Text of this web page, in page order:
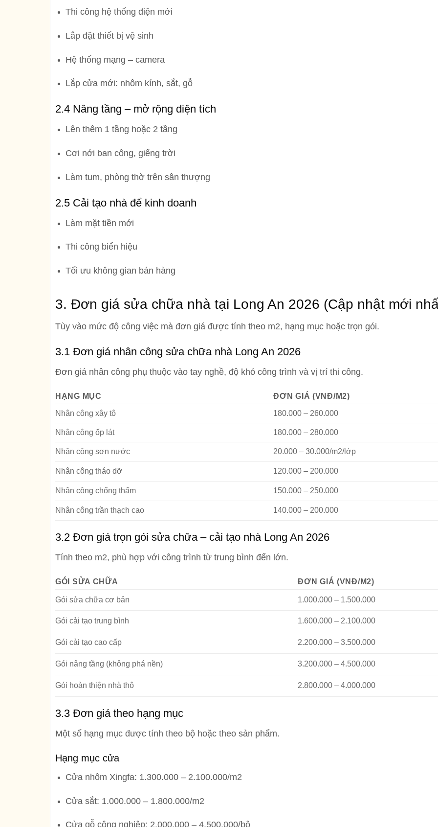
Thi công hệ thống điện mới
Lắp đặt thiết bị vệ sinh
Hệ thống mạng – camera
Lắp cửa mới: nhôm kính, sắt, gỗ
2.4 Nâng tầng – mở rộng diện tích
Lên thêm 1 tầng hoặc 2 tầng
Cơi nới ban công, giếng trời
Làm tum, phòng thờ trên sân thượng
2.5 Cải tạo nhà để kinh doanh
Làm mặt tiền mới
Thi công biển hiệu
Tối ưu không gian bán hàng
3. Đơn giá sửa chữa nhà tại Long An 2026 (Cập nhật mới
Tùy vào mức độ công việc mà đơn giá được tính theo m2, hạng mục hoặc trọn gói.
3.1 Đơn giá nhân công sửa chữa nhà Long An 2026
Đơn giá nhân công phụ thuộc vào tay nghề, độ khó công trình và vị trí thi công.
HẠNG MỤC ĐƠN GIÁ (VNĐ/M2)
Nhân công xây tô 180.000 – 260.000
Nhân công ốp lát 180.000 – 280.000
Nhân công sơn nước 20.000 – 30.000/m2/lớp
Nhân công tháo dỡ 120.000 – 200.000
Nhân công chống thấm 150.000 – 250.000
Nhân công trần thạch cao 140.000 – 200.000
3.2 Đơn giá trọn gói sửa chữa – cải tạo nhà Long An 2026
Tính theo m2, phù hợp với công trình từ trung bình đến lớn.
GÓI SỬA CHỮA ĐƠN GIÁ (VNĐ/M2)
Gói sửa chữa cơ bản 1.000.000 – 1.500.000
Gói cải tạo trung bình 1.600.000 – 2.100.000
Gói cải tạo cao cấp 2.200.000 – 3.500.000
Gói nâng tầng (không phá nền) 3.200.000 – 4.500.000
Gói hoàn thiện nhà thô 2.800.000 – 4.000.000
3.3 Đơn giá theo hạng mục
Một số hạng mục được tính theo bộ hoặc theo sản phẩm.
Hạng mục cửa
Cửa nhôm Xingfa: 1.300.000 – 2.100.000/m2
Cửa sắt: 1.000.000 – 1.800.000/m2
Cửa gỗ công nghiệp: 2.000.000 – 4.500.000/bộ